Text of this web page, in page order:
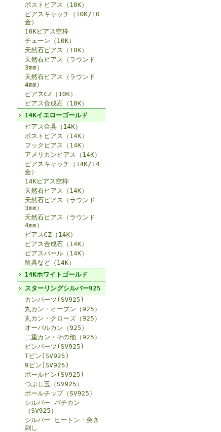
ポストピアス（10K）
ピアスキャッチ（10K/10
金）
10Kピアス空枠
チェーン（10K）
天然石ピアス（10K）
天然石ピアス（ラウンド
3mm）
天然石ピアス（ラウンド
4mm）
ピアスCZ（10K）
ピアス合成石（10K）
14Kイエローゴールド
ピアス金具（14K）
ポストピアス（14K）
フックピアス（14K）
アメリカンピアス（14K）
ピアスキャッチ（14K/14
金）
14Kピアス空枠
天然石ピアス（14K）
天然石ピアス（ラウンド
3mm）
天然石ピアス（ラウンド
4mm）
ピアスCZ（14K）
ピアス合成石（14K）
ピアスパール（14K）
留具など（14K）
14Kホワイトゴールド
スターリングシルバー925
カンパーツ(SV925)
丸カン・オープン（925）
丸カン・クローズ（925）
オーバルカン（925）
二重カン・その他（925）
ピンパーツ(SV925)
Tピン(SV925)
9ピン(SV925)
ボールピン(SV925)
つぶし玉（SV925）
ボールチップ（SV925）
シルバー バチカン
（SV925）
シルバー ヒートン・突き
刺し